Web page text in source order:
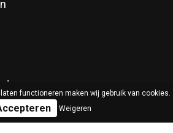
functioneren maken wij gebruik van cookies.
Weigeren